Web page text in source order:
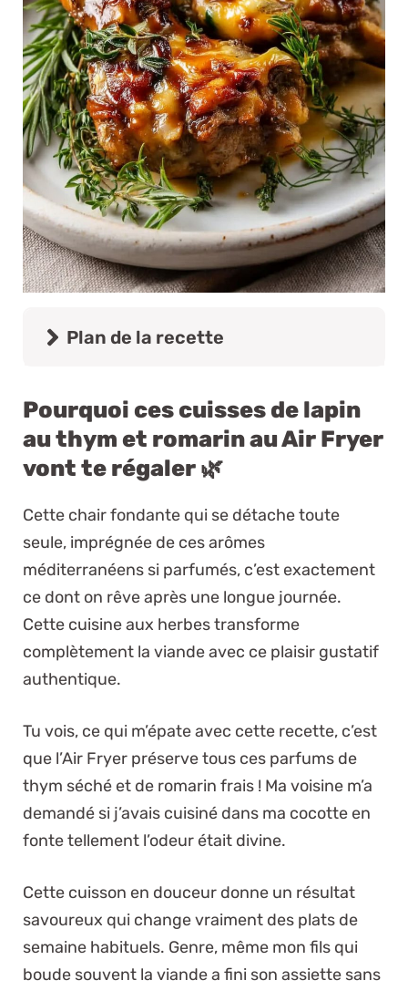
Plan de la recette
Pourquoi ces cuisses de lapin
au thym et romarin au Air Fryer
vont te régaler 🌿
Cette chair fondante qui se détache toute
seule, imprégnée de ces arômes
méditerranéens si parfumés, c’est exactement
ce dont on rêve après une longue journée.
Cette cuisine aux herbes transforme
complètement la viande avec ce plaisir gustatif
authentique.
Tu vois, ce qui m’épate avec cette recette, c’est
que l’Air Fryer préserve tous ces parfums de
thym séché et de romarin frais ! Ma voisine m’a
demandé si j’avais cuisiné dans ma cocotte en
fonte tellement l’odeur était divine.
Cette cuisson en douceur donne un résultat
savoureux qui change vraiment des plats de
semaine habituels. Genre, même mon fils qui
boude souvent la viande a fini son assiette sans